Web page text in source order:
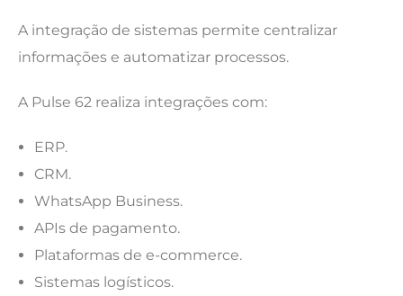
A integração de sistemas permite centralizar
informações e automatizar processos.
A Pulse 62 realiza integrações com:
ERP.
CRM.
WhatsApp Business.
APIs de pagamento.
Plataformas de e-commerce.
Sistemas logísticos.